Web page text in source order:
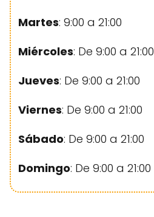
Martes: 9:00 a 21:00
Miércoles: De 9:00 a 21:00
Jueves: De 9:00 a 21:00
Viernes: De 9:00 a 21:00
Sábado: De 9:00 a 21:00
Domingo: De 9:00 a 21:00